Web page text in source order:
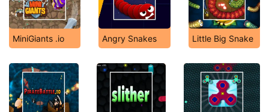
MiniGiants .io Angry Snakes Little Big Snake